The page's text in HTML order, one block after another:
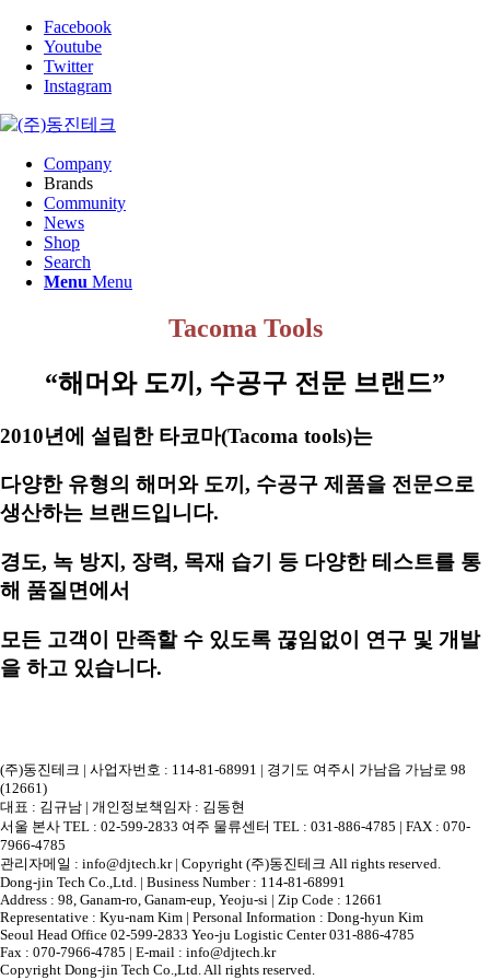
Facebook
Youtube
Twitter
Instagram
Company
Brands
Community
News
Shop
Search
Menu Menu
Tacoma Tools
“해머와 도끼, 수공구 전문 브랜드”
2010년에 설립한 타코마(Tacoma tools)는
다양한 유형의 해머와 도끼, 수공구 제품을 전문으로
생산하는 브랜드입니다.
경도, 녹 방지, 장력, 목재 습기 등 다양한 테스트를 통
해 품질면에서
모든 고객이 만족할 수 있도록 끊임없이 연구 및 개발
을 하고 있습니다.
(주)동진테크 | 사업자번호 : 114-81-68991 | 경기도 여주시 가남읍 가남로 98
(12661)
대표 : 김규남 | 개인정보책임자 : 김동현
서울 본사 TEL : 02-599-2833 여주 물류센터 TEL : 031-886-4785 | FAX : 070-
7966-4785
관리자메일 : info@djtech.kr | Copyright (주)동진테크 All rights reserved.
Dong-jin Tech Co.,Ltd. | Business Number : 114-81-68991
Address : 98, Ganam-ro, Ganam-eup, Yeoju-si | Zip Code : 12661
Representative : Kyu-nam Kim | Personal Information : Dong-hyun Kim
Seoul Head Office 02-599-2833 Yeo-ju Logistic Center 031-886-4785
Fax : 070-7966-4785 | E-mail : info@djtech.kr
Copyright Dong-jin Tech Co.,Ltd. All rights reserved.